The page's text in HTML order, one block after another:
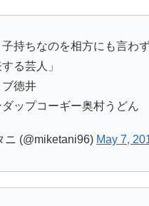
子持ちなのを相方にも言わ
る芸人」
ブ徳井
ダップコーギー奥村うどん
(@miketani96) May 7,